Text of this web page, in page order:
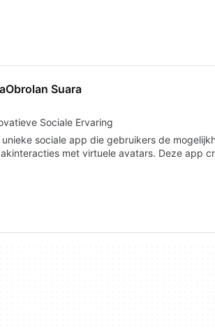
Suara
Sociale Ervaring
unieke sociale app die gebruikers de
met virtuele avatars. Deze app